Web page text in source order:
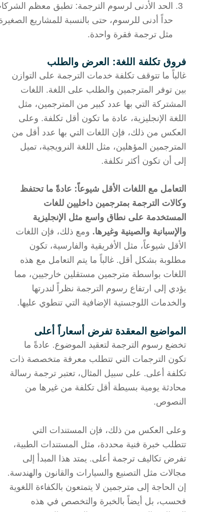
الحد الأدنى لرسوم الترجمة: تطبق معظم الشركات
حداً أدنى للرسوم، حتى بالنسبة للمشاريع الصغيرة
مثل ترجمة فقرة واحدة.
فروق تكلفة اللغة: العرض والطلب
غالباً ما تتوقف تكلفة خدمات الترجمة على التوازن
بين توفر المترجمين والطلب على اللغة. اللغات
المشتركة التي بها عدد كبير من المترجمين، مثل
اللغة الإنجليزية، عادة ما تكون أقل تكلفة. وعلى
العكس من ذلك، فإن اللغات التي بها عدد أقل من
المترجمين المؤهلين، مثل اللغة النرويجية، تميل
إلى أن تكون أكثر تكلفة.
التعامل مع اللغات الأقل شيوعاً: عادةً ما تحتفظ
وكالات الترجمة بمترجمين داخليين للغات
المستخدمة على نطاق واسع مثل الإنجليزية
والإسبانية والصينية وغيرها.ومع ذلك، فإن اللغات
الأقل شيوعاً، مثل الأفريقية والفارسية، تكون
مطلوبة بشكل أقل. غالباً ما يتم التعامل مع هذه
اللغات بواسطة مترجمين مستقلين خارجيين، مما
يؤدي إلى ارتفاع رسوم الترجمة نظراً لندرتها
والخدمات اللوجستية الإضافية التي تنطوي عليها.
المواضيع المعقدة تفرض أسعاراً أعلى
تخضع رسوم الترجمة لتعقيد الموضوع. عادةً ما
تكون الترجمات التي تتطلب معرفة متخصصة ذات
تكلفة أعلى. على سبيل المثال، تعتبر ترجمة رسالة
محادثة يومية بسيطة أقل تكلفة من غيرها من
النصوص.
وعلى العكس من ذلك، فإن المستندات التي
تتطلب خبرة فنية محددة، مثل المستندات الطبية،
تفرض تكاليف ترجمة أعلى. يمتد هذا المبدأ إلى
مجالات مثل التصنيع والسيارات والقانون والهندسة.
إن الحاجة إلى مترجمين لا يتمتعون بالكفاءة اللغوية
فحسب، بل أيضاً بالخبرة والتخصص في هذه